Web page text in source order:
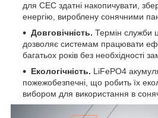
для СЕС здатні накопичувати,
енергію, вироблену сонячними
Довговічність. Термін служби
дозволяє системам працювати
багатьох років без необхідності
Екологічність. LiFePO4
пожежобезпечні, що робить їх
вибором для використання в